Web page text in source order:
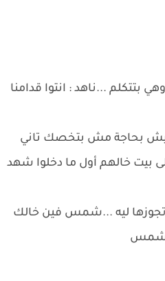
...ناهد : انتوا قدامنا
بحاجة مش بتخصك تاني
خالهم أول ما دخلوا شهد
ليه ...شمس فين خالك
و شمس